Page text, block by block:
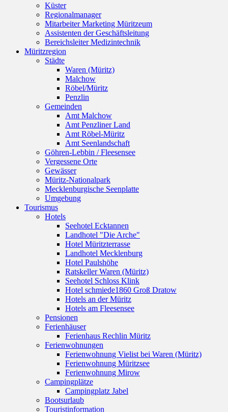
Küster
Regionalmanager
Mitarbeiter Marketing Müritzeum
Assistenten der Geschäftsleitung
Bereichsleiter Medizintechnik
Müritzregion
Städte
Waren (Müritz)
Malchow
Röbel/Müritz
Penzlin
Gemeinden
Amt Malchow
Amt Penzliner Land
Amt Röbel-Müritz
Amt Seenlandschaft
Göhren-Lebbin / Fleesensee
Vergessene Orte
Gewässer
Müritz-Nationalpark
Mecklenburgische Seenplatte
Umgebung
Tourismus
Hotels
Seehotel Ecktannen
Landhotel "Die Arche"
Hotel Müritzterrasse
Landhotel Mecklenburg
Hotel Paulshöhe
Ratskeller Waren (Müritz)
Seehotel Schloss Klink
Hotel schmiede1860 Groß Dratow
Hotels an der Müritz
Hotels am Fleesensee
Pensionen
Ferienhäuser
Ferienhaus Rechlin Müritz
Ferienwohnungen
Ferienwohnung Vielist bei Waren (Müritz)
Ferienwohnung Müritzsee
Ferienwohnung Mirow
Campingplätze
Campingplatz Jabel
Bootsurlaub
Touristinformation